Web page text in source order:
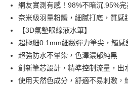
每筆NT$85，滿NT$599(含以上)免運
7-11取貨付款
每筆NT$85，滿NT$799(含以上)免運
付款後7-11取貨
每筆NT$85，滿NT$599(含以上)免運
網友實測有感！98%不暗沉.95%完
奈米級羽量粉體，細膩打底，質感
【3D氣墊眼線液水筆】
超極細0.1mm細緻彈力筆尖，觸感
超強防水不暈染，色澤濃郁純黑
創新筆芯設計，精準控制流量，出
使用天然色成分，舒適不易刺激，